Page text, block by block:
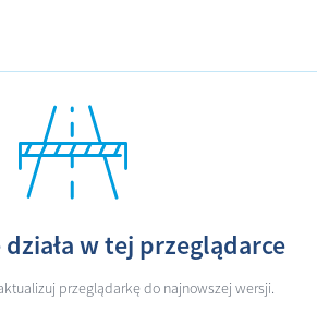
działa w tej przeglądarce
przeglądarkę do najnowszej wersji.